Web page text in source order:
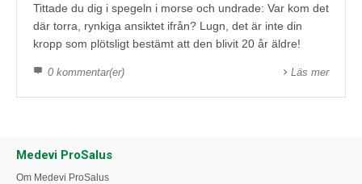
Tittade du dig i spegeln i morse och undrade: Var kom det
där torra, rynkiga ansiktet ifrån? Lugn, det är inte din
kropp som plötsligt bestämt att den blivit 20 år äldre!
0 kommentar(er) Läs mer
Medevi ProSalus
Om Medevi ProSalus